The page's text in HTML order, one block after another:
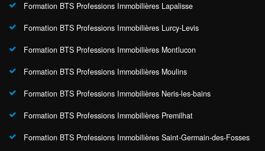
Formation BTS Professions Immobilières Lapalisse
Formation BTS Professions Immobilières Lurcy-Levis
Formation BTS Professions Immobilières Montlucon
Formation BTS Professions Immobilières Moulins
Formation BTS Professions Immobilières Neris-les-bains
Formation BTS Professions Immobilières Premilhat
Formation BTS Professions Immobilières Saint-Germain-des-Fosses